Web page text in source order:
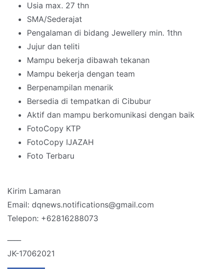
Usia max. 27 thn
SMA/Sederajat
Pengalaman di bidang Jewellery min. 1thn
Jujur dan teliti
Mampu bekerja dibawah tekanan
Mampu bekerja dengan team
Berpenampilan menarik
Bersedia di tempatkan di Cibubur
Aktif dan mampu berkomunikasi dengan baik
FotoCopy KTP
FotoCopy IJAZAH
Foto Terbaru
Kirim Lamaran
Email: dqnews.notifications@gmail.com
Telepon: +62816288073
JK-17062021